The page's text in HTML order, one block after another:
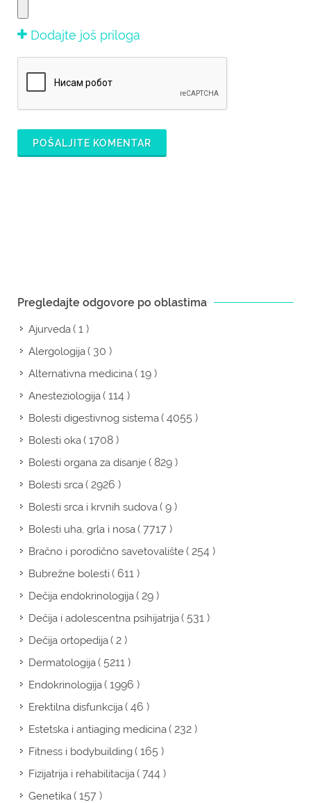
Dodajte još priloga
POŠALJITE KOMENTAR
Pregledajte odgovore po oblastima
Ajurveda( 1 )
Alergologija( 30 )
Alternativna medicina( 19 )
Anesteziologija( 114 )
Bolesti digestivnog sistema( 4055 )
Bolesti oka( 1708 )
Bolesti organa za disanje( 829 )
Bolesti srca( 2926 )
Bolesti srca i krvnih sudova( 9 )
Bolesti uha, grla i nosa( 7717 )
Bračno i porodično savetovalište( 254 )
Bubrežne bolesti( 611 )
Dečija endokrinologija( 29 )
Dečija i adolescentna psihijatrija( 531 )
Dečija ortopedija( 2 )
Dermatologija( 5211 )
Endokrinologija( 1996 )
Erektilna disfunkcija( 46 )
Estetska i antiaging medicina( 232 )
Fitness i bodybuilding( 165 )
Fizijatrija i rehabilitacija( 744 )
Genetika( 157 )